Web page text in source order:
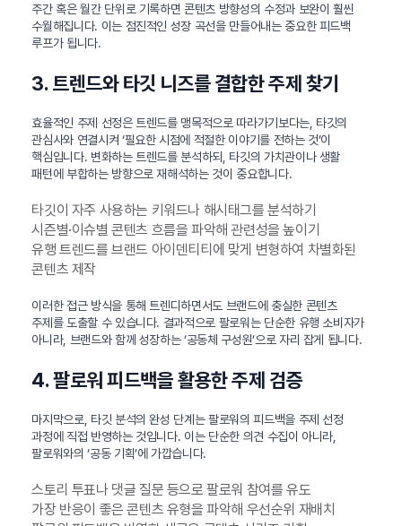
주간 혹은 월간 단위로 기록하면 콘텐츠 방향성의 수정과 보완이 훨씬
수월해집니다. 이는 점진적인 성장 곡선을 만들어내는 중요한 피드백
루프가 됩니다.
3. 트렌드와 타깃 니즈를 결합한 주제 찾기
효율적인 주제 선정은 트렌드를 맹목적으로 따라가기보다는, 타깃의
관심사와 연결시켜 ‘필요한 시점에 적절한 이야기를 전하는 것’이
핵심입니다. 변화하는 트렌드를 분석하되, 타깃의 가치관이나 생활
패턴에 부합하는 방향으로 재해석하는 것이 중요합니다.
타깃이 자주 사용하는 키워드나 해시태그를 분석하기
시즌별·이슈별 콘텐츠 흐름을 파악해 관련성을 높이기
유행 트렌드를 브랜드 아이덴티티에 맞게 변형하여 차별화된
콘텐츠 제작
이러한 접근 방식을 통해 트렌디하면서도 브랜드에 충실한 콘텐츠
주제를 도출할 수 있습니다. 결과적으로 팔로워는 단순한 유행 소비자가
아니라, 브랜드와 함께 성장하는 ‘공동체 구성원’으로 자리 잡게 됩니다.
4. 팔로워 피드백을 활용한 주제 검증
마지막으로, 타깃 분석의 완성 단계는 팔로워의 피드백을 주제 선정
과정에 직접 반영하는 것입니다. 이는 단순한 의견 수집이 아니라,
팔로워와의 ‘공동 기획’에 가깝습니다.
스토리 투표나 댓글 질문 등으로 팔로워 참여를 유도
가장 반응이 좋은 콘텐츠 유형을 파악해 우선순위 재배치